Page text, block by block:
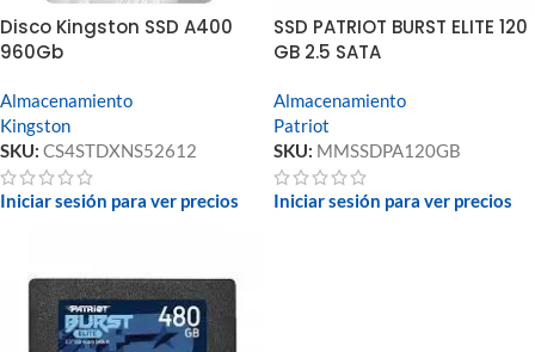
Disco Kingston SSD A400
960Gb
Almacenamiento
Kingston
SKU: CS4STDXNS52612
Iniciar sesión para ver precios
SSD PATRIOT BURST ELITE 120
GB 2.5 SATA
Almacenamiento
Patriot
SKU: MMSSDPA120GB
Iniciar sesión para ver precios